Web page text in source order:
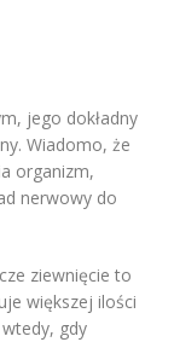
jego dokładny
Wiadomo, że
organizm,
nerwowy do
ziewnięcie to
większej ilości
gdy